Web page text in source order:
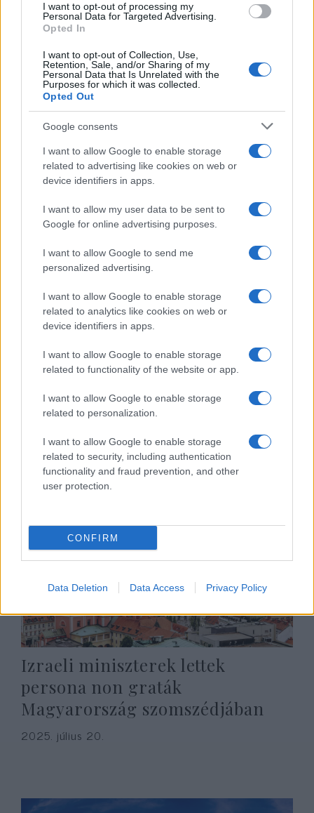
I want to opt-out of processing my
Personal Data for Targeted Advertising.
Opted In
I want to opt-out of Collection, Use,
Retention, Sale, and/or Sharing of my
Personal Data that Is Unrelated with the
Purposes for which it was collected.
Opted Out
Google consents
I want to allow Google to enable storage
related to advertising like cookies on web or
device identifiers in apps.
I want to allow my user data to be sent to
Google for online advertising purposes.
I want to allow Google to send me
personalized advertising.
I want to allow Google to enable storage
related to analytics like cookies on web or
device identifiers in apps.
I want to allow Google to enable storage
related to functionality of the website or app.
I want to allow Google to enable storage
related to personalization.
I want to allow Google to enable storage
related to security, including authentication
functionality and fraud prevention, and other
user protection.
CONFIRM
Data Deletion Data Access Privacy Policy
Szlovénia elkapta az Izrael-
ellenességet? Kitiltotta az izraeli
termékeket
2025. augusztus 8.
Magyarország szomszédja teljes
fegyverembargót jelentett be
2025. augusztus 2.
Izraeli miniszterek lettek
persona non graták
Magyarország szomszédjában
2025. július 20.